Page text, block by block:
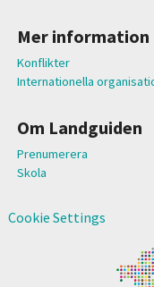
Mer information
Konflikter
Internationella
Om Landguiden
Prenumerera
Skola
Cookie Settings